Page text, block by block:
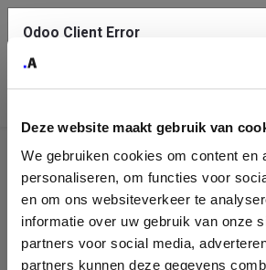
Deze website maakt gebruik van
We gebruiken cookies om content en
personaliseren, om functies voor
en om ons websiteverkeer te
informatie over uw gebruik van onze
partners voor social media,
partners kunnen deze gegevens
Company
Identification
Please fill in your company
Odoo Client Error
service.
See details